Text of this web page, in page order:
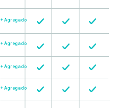
+ Agregado
+ Agregado
+ Agregado
+ Agregado